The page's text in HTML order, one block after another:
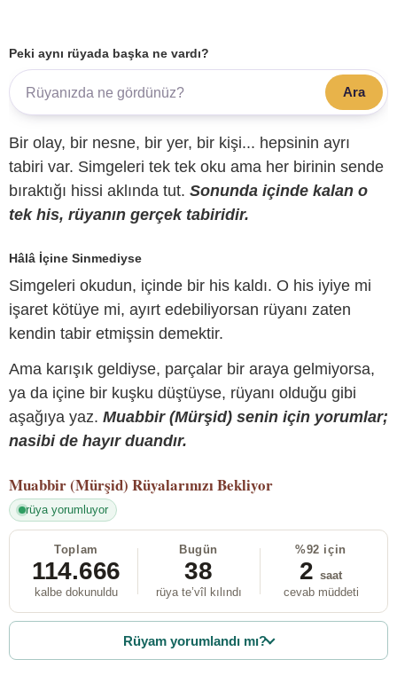
Peki aynı rüyada başka ne vardı?
Ara
Bir olay, bir nesne, bir yer, bir kişi... hepsinin ayrı
tabiri var. Simgeleri tek tek oku ama her birinin sende
bıraktığı hissi aklında tut. Sonunda içinde kalan o
tek his, rüyanın gerçek tabiridir.
Hâlâ İçine Sinmediyse
Simgeleri okudun, içinde bir his kaldı. O his iyiye mi
işaret kötüye mi, ayırt edebiliyorsan rüyanı zaten
kendin tabir etmişsin demektir.
Ama karışık geldiyse, parçalar bir araya gelmiyorsa,
ya da içine bir kuşku düştüyse, rüyanı olduğu gibi
aşağıya yaz. Muabbir (Mürşid) senin için yorumlar;
nasibi de hayır duandır.
Muabbir (Mürşid) Rüyalarınızı Bekliyor
rüya yorumluyor
Toplam
114.666
kalbe dokunuldu
Bugün
38
rüya te’vîl kılındı
%92 için
2 saat
cevab müddeti
Rüyam yorumlandı mı?